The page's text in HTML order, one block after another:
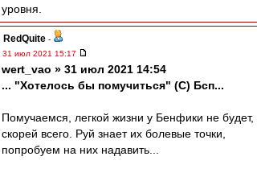
уровня.
RedQuite -
31 июл 2021 15:17
wert_vao » 31 июл 2021 14:54
... "Хотелось бы помучиться" (С) Бсп...
Помучаемся, легкой жизни у Бенфики не будет,
скорей всего. Руй знает их болевые точки,
попробуем на них надавить...